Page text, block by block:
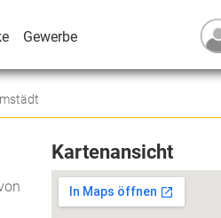
Gewerbe
Kartenansicht